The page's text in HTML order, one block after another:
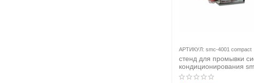
АРТИКУЛ: smc-4001 compact
стенд для промывки
кондиционирования
compact